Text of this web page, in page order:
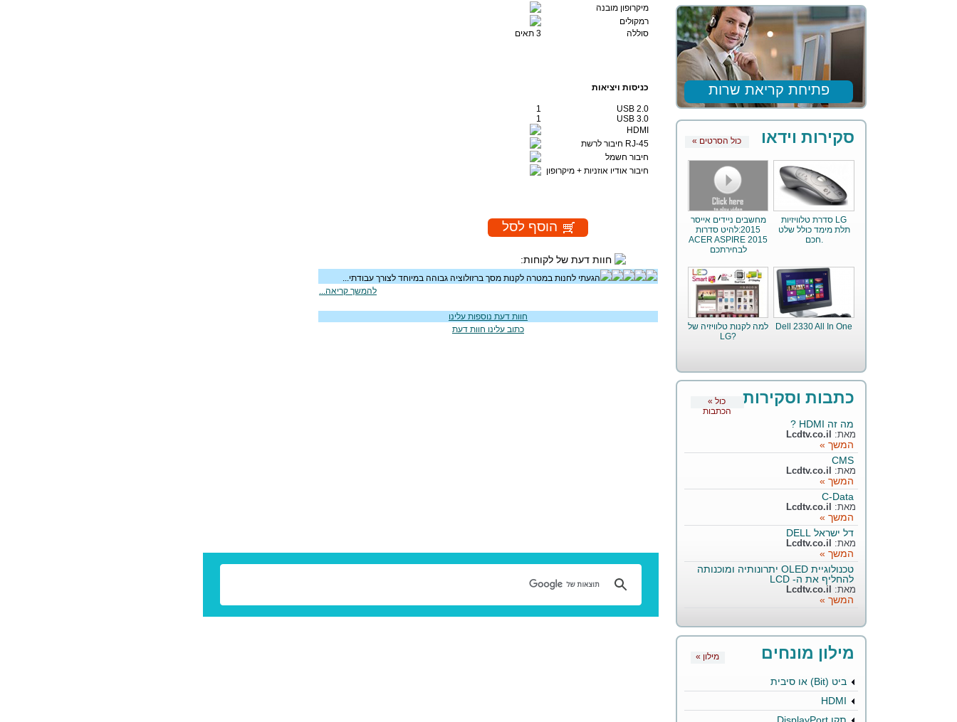
פתיחת קריאת שרות
« כול הסרטים סקירות וידאו
מחשבים ניידים אייסר
2015:להיט סדרות
ACER ASPIRE 2015
לבחירתכם
סדרת טלוויזיות LG
תלת מימד כולל שלט
חכם.
למה לקנות טלוויזיה של
LG?
Dell 2330 All In One
« כול
הכתבות
כתבות וסקירות
מה זה HDMI ?
מאת: Lcdtv.co.il
המשך »
CMS
מאת: Lcdtv.co.il
המשך »
C-Data
מאת: Lcdtv.co.il
המשך »
דל ישראל DELL
מאת: Lcdtv.co.il
המשך »
טכנולוגיית OLED יתרונותיה ומוכנותה
להחליף את ה- LCD
מאת: Lcdtv.co.il
המשך »
« מילון מילון מונחים
ביט (Bit) או סיבית
HDMI
מיקרופון מובנה
רמקולים
סוללה
3 תאים
כניסות ויציאות
USB 2.0
1
USB 3.0
1
HDMI
RJ-45 חיבור לרשת
חיבור חשמל
חיבור אודיו אוזניות + מיקרופון
חוות דעת של לקוחות:
הגעתי לחנות במטרה לקנות מסך ברזולוציה גבוהה במיוחד לצורך עבודתי...
להמשך קריאה...
חוות דעת נוספות עלינו
כתוב עלינו חוות דעת